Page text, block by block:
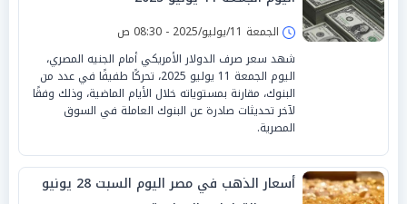
الجمعة 11/يوليو/2025 - 08:30 ص
شهد سعر صرف الدولار الأمريكي أمام الجنيه المصري،
اليوم الجمعة 11 يوليو 2025، تحركًا طفيفًا في عدد من
البنوك، مقارنة بمستوياته خلال الأيام الماضية، وذلك وفقًا
لآخر تحديثات صادرة عن البنوك العاملة في السوق
المصرية.
أسعار الذهب في مصر اليوم السبت 28 يونيو